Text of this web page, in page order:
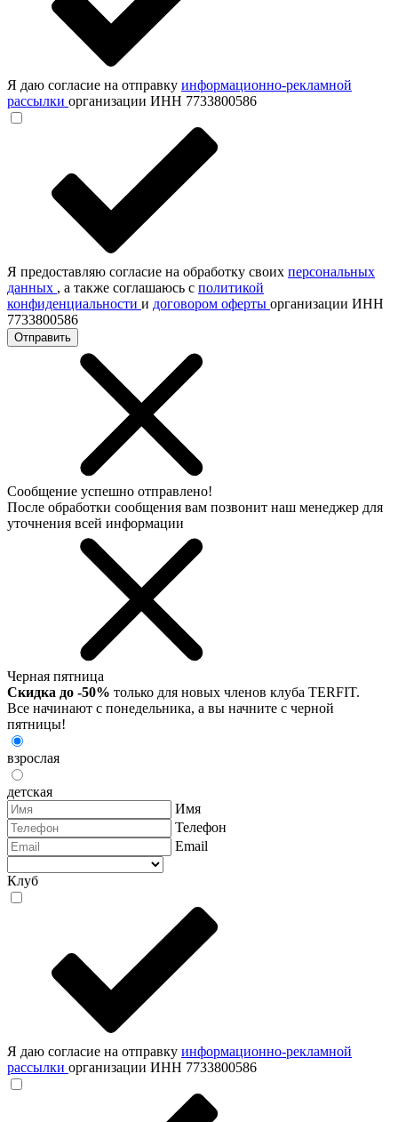
Я даю согласие на отправку информационно-рекламной
рассылки организации ИНН 7733800586
Я предоставляю согласие на обработку своих персональных
данных , а также соглашаюсь с политикой
конфиденциальности и договором оферты организации ИНН
7733800586
Отправить
Сообщение успешно отправлено!
После обработки сообщения вам позвонит наш менеджер для
уточнения всей информации
Черная пятница
Скидка до -50% только для новых членов клуба TERFIT.
Все начинают с понедельника, а вы начните с черной
пятницы!
взрослая
детская
Имя
Телефон
Email
Клуб
Я даю согласие на отправку информационно-рекламной
рассылки организации ИНН 7733800586